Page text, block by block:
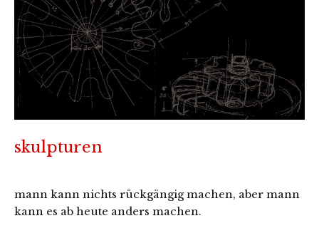
skulpturen
mann kann nichts rückgängig machen, aber mann
kann es ab heute anders machen.